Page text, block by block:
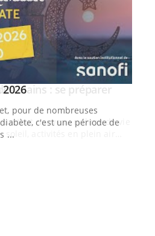
Youtube
pour de nombreuses
c'est une période de
...